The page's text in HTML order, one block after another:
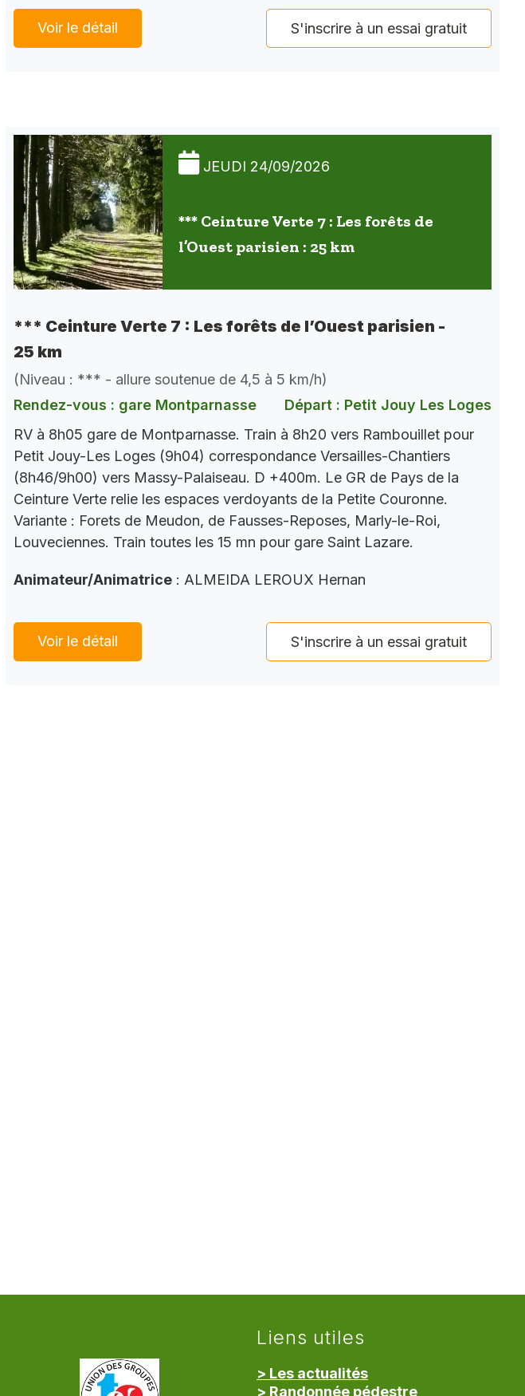
Voir le détail S'inscrire à un essai gratuit
JEUDI 24/09/2026
*** Ceinture Verte 7 : Les forêts de
l’Ouest parisien : 25 km
*** Ceinture Verte 7 : Les forêts de l’Ouest parisien -
25 km
(Niveau : *** - allure soutenue de 4,5 à 5 km/h)
Rendez-vous : gare Montparnasse
Départ : Petit Jouy Les Loges
RV à 8h05 gare de Montparnasse. Train à 8h20 vers Rambouillet pour
Petit Jouy-Les Loges (9h04) correspondance Versailles-Chantiers
(8h46/9h00) vers Massy-Palaiseau. D +400m. Le GR de Pays de la
Ceinture Verte relie les espaces verdoyants de la Petite Couronne.
Variante : Forets de Meudon, de Fausses-Reposes, Marly-le-Roi,
Louveciennes. Train toutes les 15 mn pour gare Saint Lazare.
Animateur/Animatrice : ALMEIDA LEROUX Hernan
Voir le détail S'inscrire à un essai gratuit
Liens utiles
> Les actualités
> Randonnée pédestre